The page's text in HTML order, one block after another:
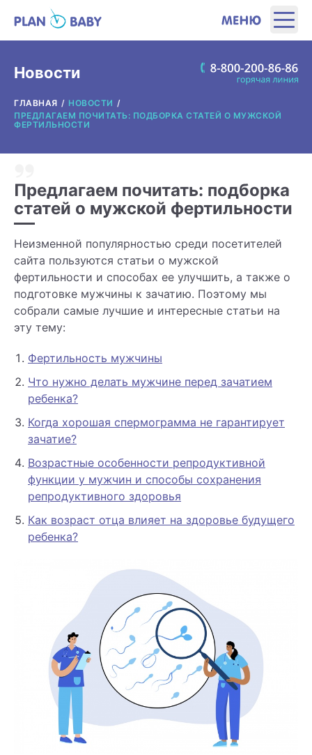
ПРОДУКТЫ
ИНТЕРЕСНОЕ
ГДЕ КУПИТЬ?
Новости
ГЛАВНАЯ
НОВОСТИ
ПРЕДЛАГАЕМ ПОЧИТАТЬ: ПОДБОРКА СТАТЕЙ О МУЖСКОЙ
ФЕРТИЛЬНОСТИ
Предлагаем почитать: подборка
статей о мужской фертильности
Неизменной популярностью среди посетителей
сайта пользуются статьи о мужской
фертильности и способах ее улучшить, а также о
подготовке мужчины к зачатию. Поэтому мы
собрали самые лучшие и интересные статьи на
эту тему:
Фертильность мужчины
Что нужно делать мужчине перед зачатием
ребенка?
Когда хорошая спермограмма не гарантирует
зачатие?
Возрастные особенности репродуктивной
функции у мужчин и способы сохранения
репродуктивного здоровья
Как возраст отца влияет на здоровье будущего
ребенка?